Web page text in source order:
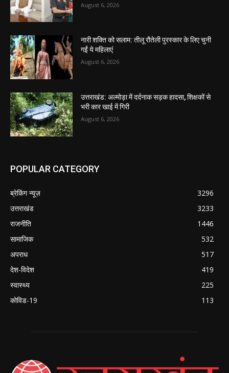
August 6, 2026
नारी शक्ति को सलाम: तीलू रौतेली पुरस्कार के लिए चुनी
गईं ये महिलाएं
August 6, 2026
उत्तराखंड: अल्मोड़ा में दर्दनाक सड़क हादसा, शिक्षकों से
भरी कार खाई में गिरी
August 6, 2026
POPULAR CATEGORY
ब्रेकिंग न्यूज़
3296
उत्तराखंड
3233
राजनीति
1446
सामाजिक
532
अपराध
517
देश-विदेश
419
स्वास्थ्य
225
कोविड-19
113